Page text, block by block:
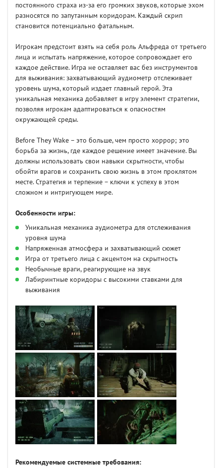
постоянного страха из-за его громких звуков, которые эхом
разносятся по запутанным коридорам. Каждый скрип
становится потенциально фатальным.
Игрокам предстоит взять на себя роль Альфреда от третьего
лица и испытать напряжение, которое сопровождает его
каждое действие. Игра не оставляет вас без инструментов
для выживания: захватывающий аудиометр отслеживает
уровень шума, который издает главный герой. Эта
уникальная механика добавляет в игру элемент стратегии,
позволяя игрокам адаптироваться к опасностям
окружающей среды.
Before They Wake – это больше, чем просто хоррор; это
борьба за жизнь, где каждое решение имеет значение. Вы
должны использовать свои навыки скрытности, чтобы
обойти врагов и сохранить свою жизнь в этом проклятом
месте. Стратегия и терпение – ключи к успеху в этом
сложном и интригующем мире.
Особенности игры:
Уникальная механика аудиометра для отслеживания
уровня шума
Напряженная атмосфера и захватывающий сюжет
Игра от третьего лица с акцентом на скрытность
Необычные враги, реагирующие на звук
Лабиринтные коридоры с высокими ставками для
выживания
Рекомендуемые системные требования: